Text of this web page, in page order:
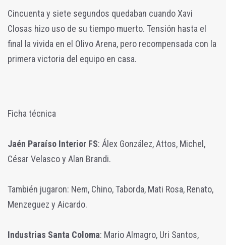
Cincuenta y siete segundos quedaban cuando Xavi
Closas hizo uso de su tiempo muerto. Tensión hasta el
final la vivida en el Olivo Arena, pero recompensada con la
primera victoria del equipo en casa.
Ficha técnica
Jaén Paraíso Interior FS: Álex González, Attos, Michel,
César Velasco y Alan Brandi.
También jugaron: Nem, Chino, Taborda, Mati Rosa, Renato,
Menzeguez y Aicardo.
Industrias Santa Coloma: Mario Almagro, Uri Santos,